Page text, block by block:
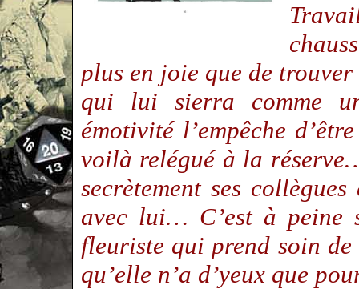
plus en joie que de
qui lui sierra comme
émotivité l’empêche
voilà relégué à la
secrètement ses
avec lui… C’est à peine
fleuriste qui prend soin de
qu’elle n’a d’yeux que